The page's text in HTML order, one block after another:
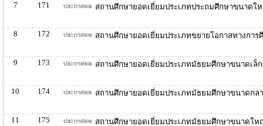
7 171 สถานศึกษายอดเยี่ยมประเภทประถมศึกษาขนาดใ
8 172 สถานศึกษายอดเยี่ยมประเภทขยายโอกาสทางกา
9 173 สถานศึกษายอดเยี่ยมประเภทมัธยมศึกษาขนาดเล็
10 174 สถานศึกษายอดเยี่ยมประเภทมัธยมศึกษาขนาดกล
11 175 สถานศึกษายอดเยี่ยมประเภทมัธยมศึกษาขนาดใ